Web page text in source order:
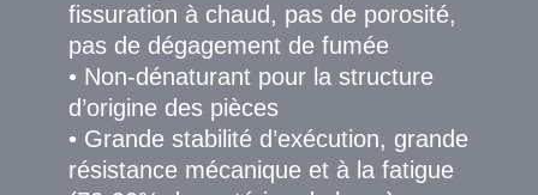
fissuration à chaud, pas de porosité,
pas de dégagement de fumée
• Non-dénaturant pour la structure
d’origine des pièces
• Grande stabilité d’exécution, grande
résistance mécanique et à la fatigue